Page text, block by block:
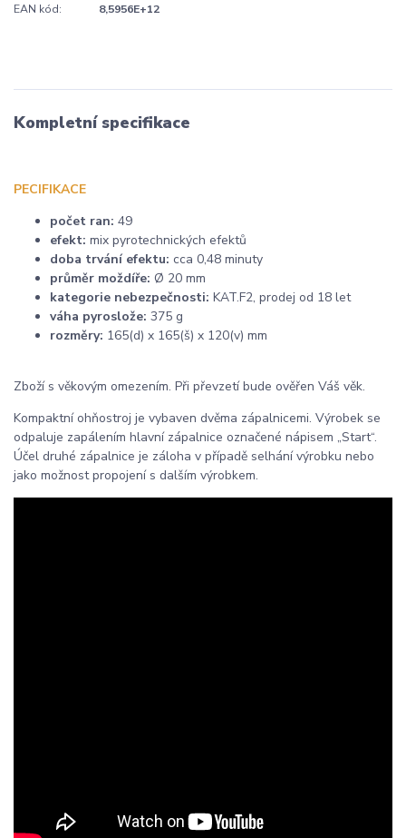
EAN kód: 8,5956E+12
Kompletní specifikace
PECIFIKACE
počet ran: 49
efekt: mix pyrotechnických efektů
doba trvání efektu: cca 0,48 minuty
průměr moždíře: Ø 20 mm
kategorie nebezpečnosti: KAT.F2, prodej od 18 let
váha pyroslože: 375 g
rozměry: 165(d) x 165(š) x 120(v) mm
Zboží s věkovým omezením. Při převzetí bude ověřen Váš věk.
Kompaktní ohňostroj je vybaven dvěma zápalnicemi. Výrobek se
odpaluje zapálením hlavní zápalnice označené nápisem „Start“.
Účel druhé zápalnice je záloha v případě selhání výrobku nebo
jako možnost propojení s dalším výrobkem.